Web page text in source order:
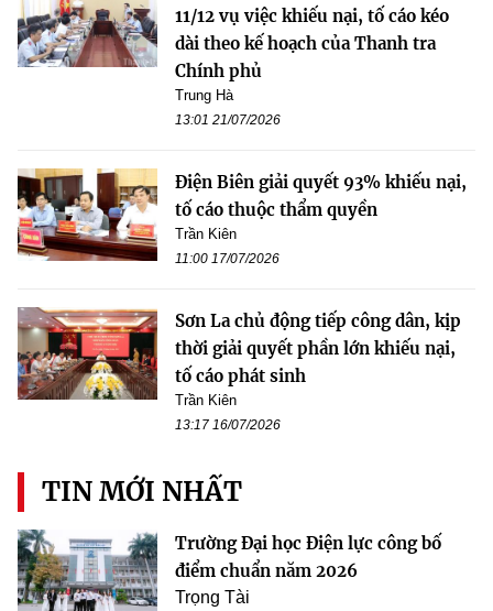
11/12 vụ việc khiếu nại, tố cáo kéo
dài theo kế hoạch của Thanh tra
Chính phủ
Trung Hà
13:01 21/07/2026
Điện Biên giải quyết 93% khiếu nại,
tố cáo thuộc thẩm quyền
Trần Kiên
11:00 17/07/2026
Sơn La chủ động tiếp công dân, kịp
thời giải quyết phần lớn khiếu nại,
tố cáo phát sinh
Trần Kiên
13:17 16/07/2026
TIN MỚI NHẤT
Trường Đại học Điện lực công bố
điểm chuẩn năm 2026
Trọng Tài